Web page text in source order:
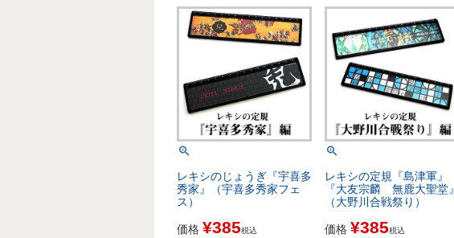
レキシのじょうぎ『宇喜多
秀家』（宇喜多秀家フェ
ス）
価格 ¥385税込
レキシの定規『島津軍』
『大友宗麟 無鹿大聖堂』
（大野川合戦祭り）
価格 ¥385税込